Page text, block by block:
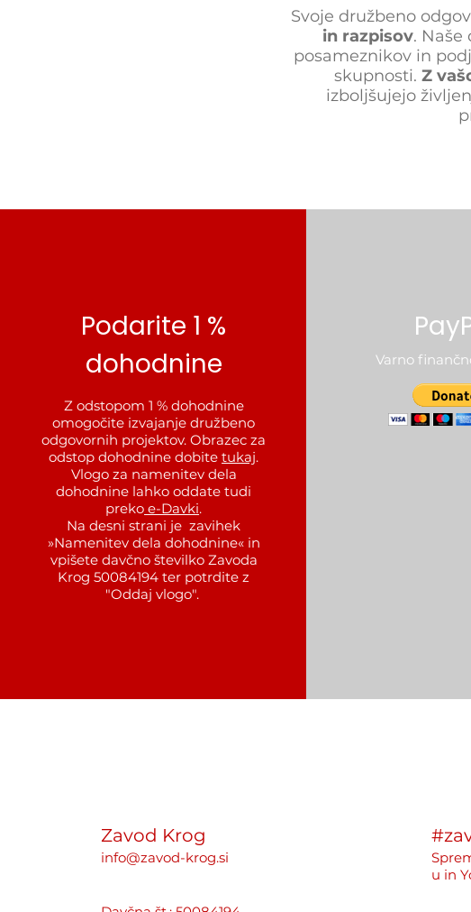
Svoje družbeno
in razpisov. Naše
posameznikov in
skupnosti. Z
izboljšujejo
Podarite 1 %
dohodnine
Z odstopom 1 % dohodnine
omogočite izvajanje družbeno
odgovornih projektov. Obrazec za
odstop dohodnine dobitetukaj.
Vlogo za namenitev dela
dohodnine lahko oddate tudi
preko e-Davki.
Na desni strani je zavihek
»Namenitev dela dohodnine« in
vpišete davčno številko Zavoda
Krog 50084194 ter potrdite z
"Oddaj vlogo".
Varno
Zavod Krog
info@zavod-krog.si
u in